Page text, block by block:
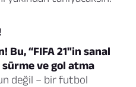
Bu, “FIFA 21"in sanal
sürme ve gol atma
değil – bir futbol